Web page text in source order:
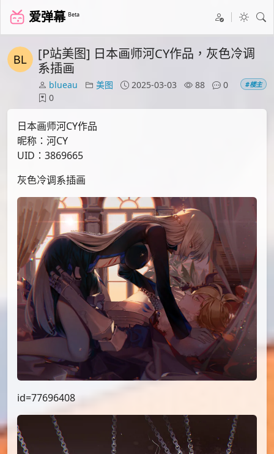
爱弹幕 Beta
[P站美图] 日本画师河CY作品，灰色冷调
系插画
blueau 美图 2025-03-03 88
0
0
#楼主
日本画师河CY作品
昵称：河CY
UID：3869665
灰色冷调系插画
id=77696408